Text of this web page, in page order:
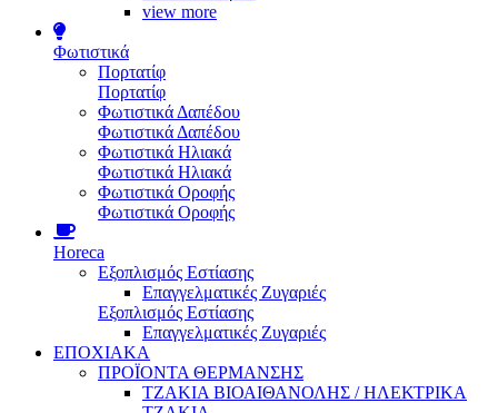
view more
Φωτιστικά
Πορτατίφ
Πορτατίφ
Φωτιστικά Δαπέδου
Φωτιστικά Δαπέδου
Φωτιστικά Ηλιακά
Φωτιστικά Ηλιακά
Φωτιστικά Οροφής
Φωτιστικά Οροφής
Horeca
Εξοπλισμός Εστίασης
Επαγγελματικές Ζυγαριές
Εξοπλισμός Εστίασης
Επαγγελματικές Ζυγαριές
ΕΠΟΧΙΑΚΑ
ΠΡΟΪΟΝΤΑ ΘΕΡΜΑΝΣΗΣ
ΤΖΑΚΙΑ ΒΙΟΑΙΘΑΝΟΛΗΣ / ΗΛΕΚΤΡΙΚΑ